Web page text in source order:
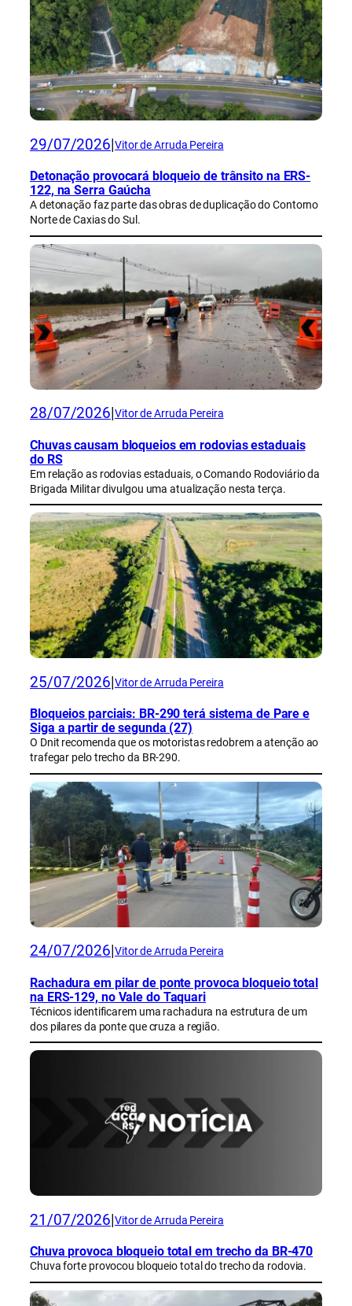
29/07/2026 Vitor de Arruda Pereira
Detonação provocará bloqueio de trânsito na ERS-
122, na Serra Gaúcha
A detonação faz parte das obras de duplicação do Contorno
Norte de Caxias do Sul.
28/07/2026 Vitor de Arruda Pereira
Chuvas causam bloqueios em rodovias estaduais
do RS
Em relação as rodovias estaduais, o Comando Rodoviário da
Brigada Militar divulgou uma atualização nesta terça.
25/07/2026 Vitor de Arruda Pereira
Bloqueios parciais: BR-290 terá sistema de Pare e
Siga a partir de segunda (27)
O Dnit recomenda que os motoristas redobrem a atenção ao
trafegar pelo trecho da BR-290.
24/07/2026 Vitor de Arruda Pereira
Rachadura em pilar de ponte provoca bloqueio total
na ERS-129, no Vale do Taquari
Técnicos identificarem uma rachadura na estrutura de um
dos pilares da ponte que cruza a região.
21/07/2026 Vitor de Arruda Pereira
Chuva provoca bloqueio total em trecho da BR-470
Chuva forte provocou bloqueio total do trecho da rodovia.